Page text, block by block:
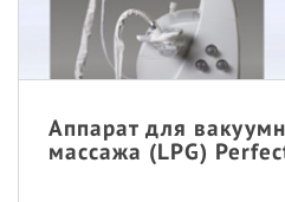
Аппарат для
массажа (LPG)